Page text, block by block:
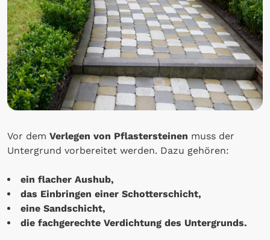
Vor dem Verlegen von Pflastersteinen muss der
Untergrund vorbereitet werden. Dazu gehören:
ein flacher Aushub,
das Einbringen einer Schotterschicht,
eine Sandschicht,
die fachgerechte Verdichtung des Untergrunds.